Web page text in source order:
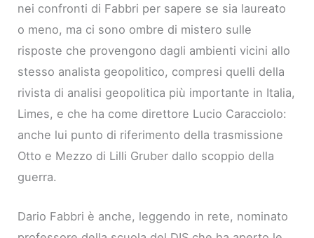
nei confronti di Fabbri per sapere se sia laureato
o meno, ma ci sono ombre di mistero sulle
risposte che provengono dagli ambienti vicini allo
stesso analista geopolitico, compresi quelli della
rivista di analisi geopolitica più importante in Italia,
Limes, e che ha come direttore Lucio Caracciolo:
anche lui punto di riferimento della trasmissione
Otto e Mezzo di Lilli Gruber dallo scoppio della
guerra.
Dario Fabbri è anche, leggendo in rete, nominato